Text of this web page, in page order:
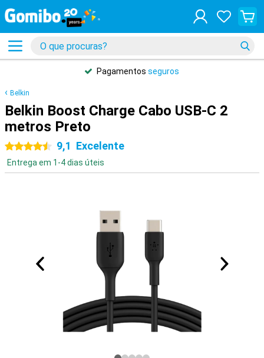
Pagamentos seguros
Belkin
Belkin Boost Charge Cabo USB-C 2
metros Preto
4.5 estrelas
9,1 Excelente
Entrega em 1-4 dias úteis